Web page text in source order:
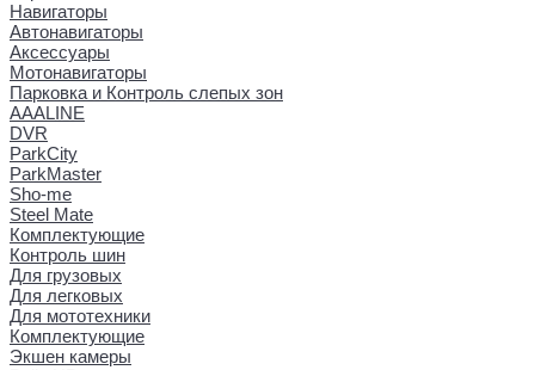
Навигаторы
Автонавигаторы
Аксессуары
Мотонавигаторы
Парковка и Контроль слепых зон
AAALINE
DVR
ParkCity
ParkMaster
Sho-me
Steel Mate
Комплектующие
Контроль шин
Для грузовых
Для легковых
Для мототехники
Комплектующие
Экшен камеры